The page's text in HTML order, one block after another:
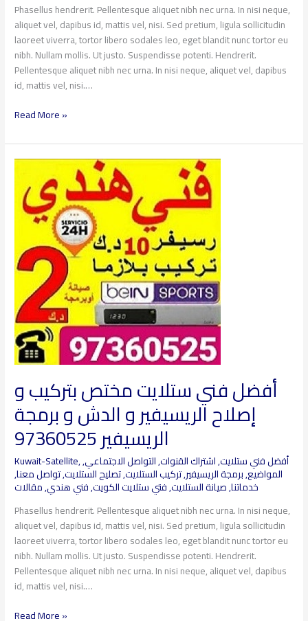
Phasellus hendrerit. Pellentesque aliquet nibh nec urna. In nisi neque,
aliquet vel, dapibus id, mattis vel, nisi. Sed pretium, ligula sollicitudin
laoreet viverra, tortor libero sodales leo, eget blandit nunc tortor eu
nibh. Nullam mollis. Ut justo. Suspendisse potenti. Hendrerit.
Pellentesque aliquet nibh nec urna. In nisi neque, aliquet vel, dapibus
id, mattis vel, nisi.…
Read More »
أفضل فني ستلايت مختص بتركيب و
إصلاح الريسيفير و الدش و برمجة
الريسيفير 97360525
Kuwait-Satellite, أفضل فني ستلايت,اشتراك القنوات,التواصل الاجتماعي,
المواضيع,برمجة الريسيفير,تركيب الستلايت,تصليح الستلايت,تواصل معنا,
خدماتنا,صيانة الستلايت,فتي ستلايت الكويت,فني هندي,مقالات
Phasellus hendrerit. Pellentesque aliquet nibh nec urna. In nisi neque,
aliquet vel, dapibus id, mattis vel, nisi. Sed pretium, ligula sollicitudin
laoreet viverra, tortor libero sodales leo, eget blandit nunc tortor eu
nibh. Nullam mollis. Ut justo. Suspendisse potenti. Hendrerit.
Pellentesque aliquet nibh nec urna. In nisi neque, aliquet vel, dapibus
id, mattis vel, nisi.…
أفضل
فني
ستلايت
مختص
بتركيب
إصلاح
الريسيفير
الدش
و
برمجة
الريسيفير
97360525
Read More »